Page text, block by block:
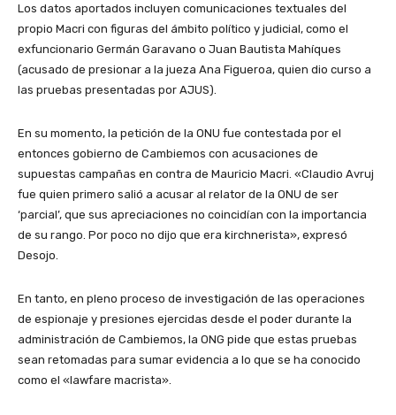
Los datos aportados incluyen comunicaciones textuales del
propio Macri con figuras del ámbito político y judicial, como el
exfuncionario Germán Garavano o Juan Bautista Mahíques
(acusado de presionar a la jueza Ana Figueroa, quien dio curso a
las pruebas presentadas por AJUS).
En su momento, la petición de la ONU fue contestada por el
entonces gobierno de Cambiemos con acusaciones de
supuestas campañas en contra de Mauricio Macri. «Claudio Avruj
fue quien primero salió a acusar al relator de la ONU de ser
‘parcial’, que sus apreciaciones no coincidían con la importancia
de su rango. Por poco no dijo que era kirchnerista», expresó
Desojo.
En tanto, en pleno proceso de investigación de las operaciones
de espionaje y presiones ejercidas desde el poder durante la
administración de Cambiemos, la ONG pide que estas pruebas
sean retomadas para sumar evidencia a lo que se ha conocido
como el «lawfare macrista».